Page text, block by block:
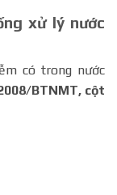
xử lý nước
có trong nước
BTNMT, cột